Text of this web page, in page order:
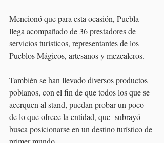
Mencionó que para esta ocasión, Puebla
llega acompañado de 36 prestadores de
servicios turísticos, representantes de los
Pueblos Mágicos, artesanos y mezcaleros.
También se han llevado diversos productos
poblanos, con el fin de que todos los que se
acerquen al stand, puedan probar un poco
de lo que ofrece la entidad, que -subrayó-
busca posicionarse en un destino turístico de